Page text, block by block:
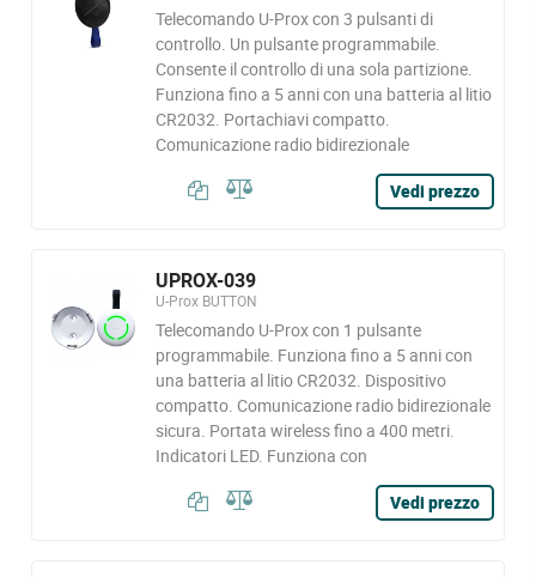
Telecomando U-Prox con 3 pulsanti di
controllo. Un pulsante programmabile.
Consente il controllo di una sola partizione.
Funziona fino a 5 anni con una batteria al litio
CR2032. Portachiavi compatto.
Comunicazione radio bidirezionale
Vedi prezzo
UPROX-039
U-Prox BUTTON
Telecomando U-Prox con 1 pulsante
programmabile. Funziona fino a 5 anni con
una batteria al litio CR2032. Dispositivo
compatto. Comunicazione radio bidirezionale
sicura. Portata wireless fino a 400 metri.
Indicatori LED. Funziona con
Vedi prezzo